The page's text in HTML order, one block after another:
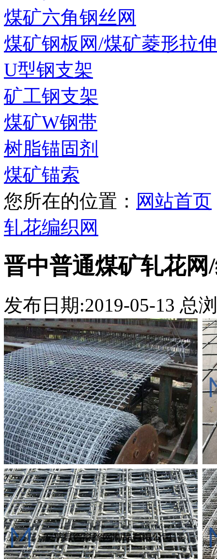
煤矿六角钢丝网
煤矿钢板网/煤矿菱形拉
U型钢支架
矿工钢支架
煤矿W钢带
树脂锚固剂
煤矿锚索
您所在的位置： 网站首页
轧花编织网
晋中普通煤矿轧花网
发布日期:2019-05-13 总